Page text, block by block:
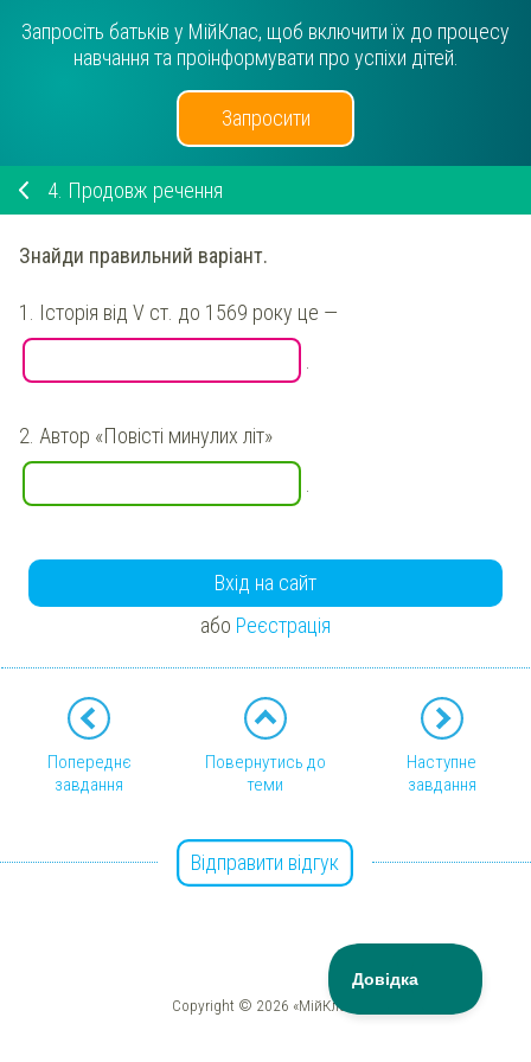
Запросіть батьків у МійКлас, щоб включити їх до процесу
навчання та проінформувати про успіхи дітей.
Запросити
4. Продовж речення
Знайди правильний варіант.
1. Історія від V ст. до 1569 року це —
2. Автор «Повісті минулих літ»
Вхід на сайт
або Реєстрація
Попереднє
завдання
Повернутись до
теми
Наступне
завдання
Відправити відгук
Copyright © 2026 «МійКлас»